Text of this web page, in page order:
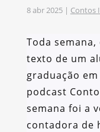
8 abr 2025| Contos
Toda
texto de um
graduação
podcast
semana foi a
contadora de